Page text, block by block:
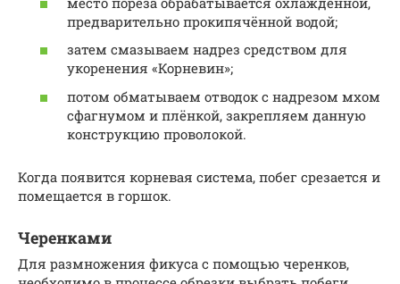
предварительно прокипячённой водой;
затем смазываем надрез средством для
укоренения «Корневин»;
потом обматываем отводок с надрезом мхом
сфагнумом и плёнкой, закрепляем данную
конструкцию проволокой.
Когда появится корневая система, побег срезается и
помещается в горшок.
Черенками
Для размножения фикуса с помощью черенков,